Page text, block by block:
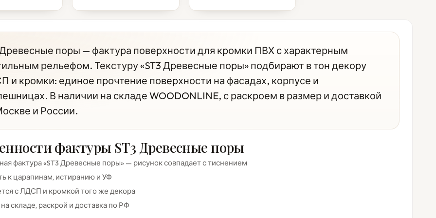
поры — фактура поверхности для кромки ПВХ с характерным
рельефом. Текстуру «ST3 Древесные поры» подбирают в тон декору
и кромки: единое прочтение поверхности на фасадах, корпусе и
В наличии на складе WOODONLINE, с раскроем в размер и доставкой
и России.
фактуры ST3 Древесные поры
фактура «ST3 Древесные поры» — рисунок совпадает с тиснением
к царапинам, истиранию и УФ
с ЛДСП и кромкой того же декора
складе, раскрой и доставка по РФ